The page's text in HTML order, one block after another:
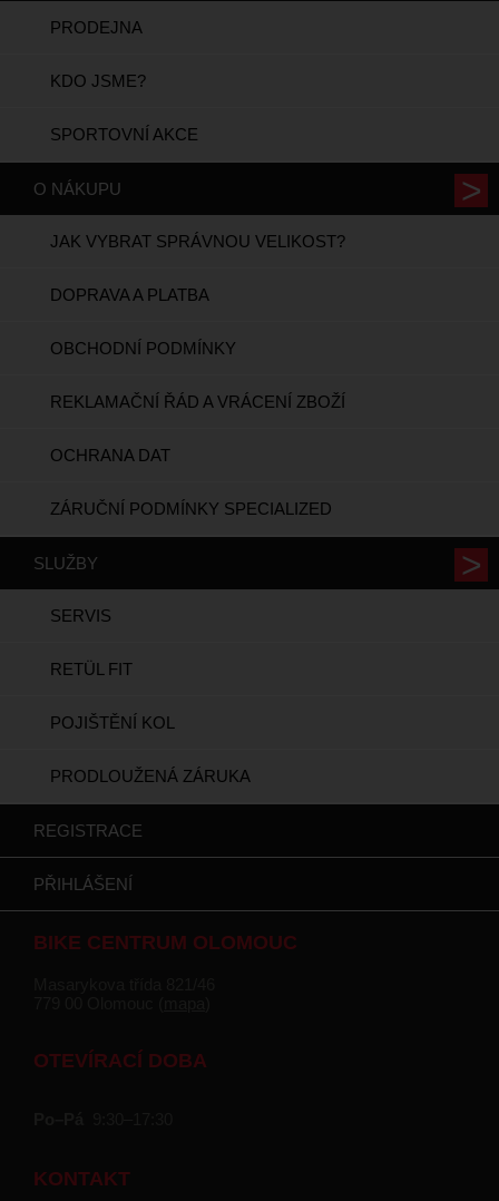
PRODEJNA
KDO JSME?
SPORTOVNÍ AKCE
O NÁKUPU
JAK VYBRAT SPRÁVNOU VELIKOST?
DOPRAVA A PLATBA
OBCHODNÍ PODMÍNKY
REKLAMAČNÍ ŘÁD A VRÁCENÍ ZBOŽÍ
OCHRANA DAT
ZÁRUČNÍ PODMÍNKY SPECIALIZED
SLUŽBY
SERVIS
RETÜL FIT
POJIŠTĚNÍ KOL
PRODLOUŽENÁ ZÁRUKA
REGISTRACE
PŘIHLÁŠENÍ
BIKE CENTRUM OLOMOUC
OTEVÍRACÍ DOBA
KONTAKT